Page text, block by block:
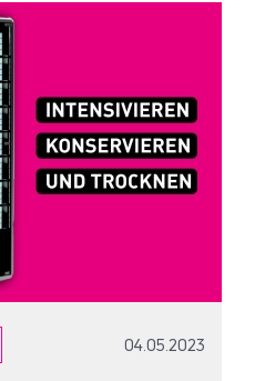
04.05.2023